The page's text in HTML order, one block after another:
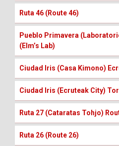
Ruta 46 (Route 46)
Pueblo Primavera
(Elm’s Lab)
Ciudad Iris (Casa Kimono)
Ciudad Iris (Ecruteak City)
Ruta 27 (Cataratas Tohjo)
Ruta 26 (Route 26)